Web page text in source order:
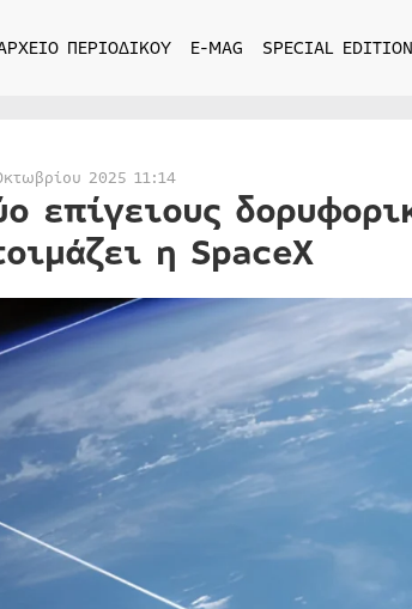
ΠΕΡΙΟΔΙΚΟΥ E-MAG SPECIAL EDITION
2025 11:14
επίγειους
η SpaceX